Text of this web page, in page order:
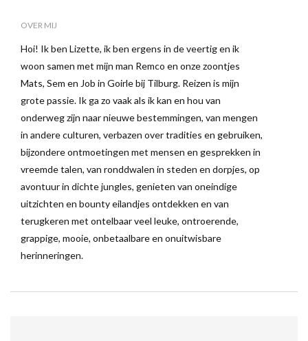
OVER MIJ
Hoi! Ik ben Lizette, ik ben ergens in de veertig en ik
woon samen met mijn man Remco en onze zoontjes
Mats, Sem en Job in Goirle bij Tilburg. Reizen is mijn
grote passie. Ik ga zo vaak als ik kan en hou van
onderweg zijn naar nieuwe bestemmingen, van mengen
in andere culturen, verbazen over tradities en gebruiken,
bijzondere ontmoetingen met mensen en gesprekken in
vreemde talen, van ronddwalen in steden en dorpjes, op
avontuur in dichte jungles, genieten van oneindige
uitzichten en bounty eilandjes ontdekken en van
terugkeren met ontelbaar veel leuke, ontroerende,
grappige, mooie, onbetaalbare en onuitwisbare
herinneringen.